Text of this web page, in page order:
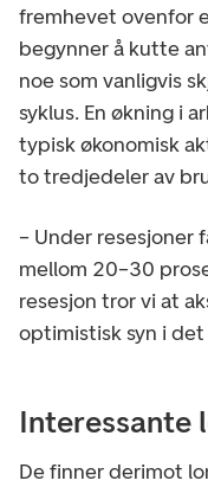
fremhevet ovenfor
begynner å kutte
noe som vanligvis
syklus. En økning i
typisk økonomisk
to tredjedeler av
– Under resesjoner
mellom 20–30
resesjon tror vi at
optimistisk syn i
Interessante
De finner derimot